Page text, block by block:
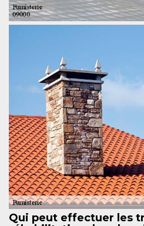
Qui peut effectuer les